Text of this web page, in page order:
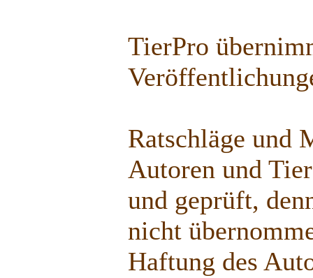
TierPro
Ratschläge und
Autoren und
und geprüft,
nicht
Haftung des